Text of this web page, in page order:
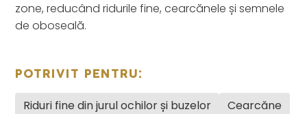
zone, reducând ridurile fine, cearcănele și semnele
de oboseală.
POTRIVIT PENTRU:
Riduri fine din jurul ochilor și buzelor
Cearcăne